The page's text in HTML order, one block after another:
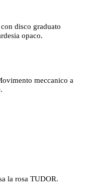
disco graduato
opaco.
meccanico a
la rosa TUDOR.